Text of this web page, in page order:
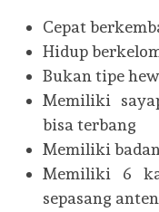
Cepat
Hidup
Bukan tipe
Memiliki
bisa terbang
Memiliki
Memiliki 6
sepasang